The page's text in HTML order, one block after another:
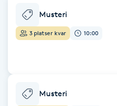
Fotsvamp
Fotvård
Fransborttagning
Musteri
3 platser kvar 10:00
Musteri